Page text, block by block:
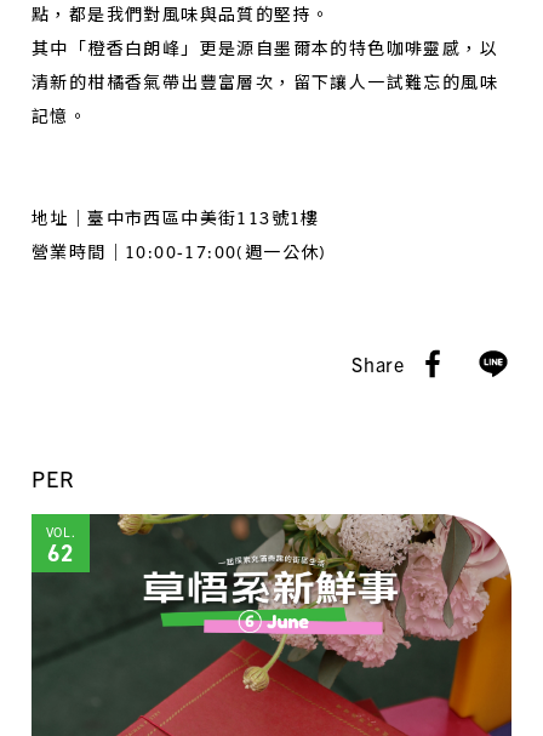
點，都是我們對風味與品質的堅持。
其中「橙香白朗峰」更是源自墨爾本的特色咖啡靈感，以
清新的柑橘香氣帶出豐富層次，留下讓人一試難忘的風味
記憶。
地址｜臺中市西區中美街113號1樓
營業時間｜10:00-17:00(週一公休)
Share
PER
VOL.
62